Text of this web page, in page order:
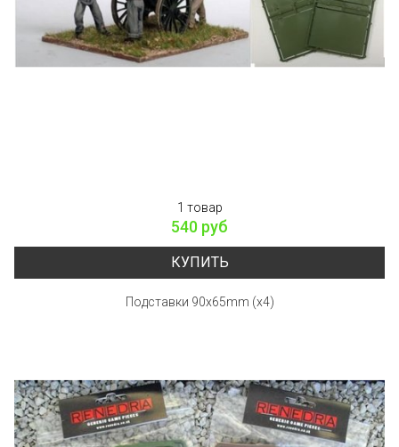
1 товар
540 руб
КУПИТЬ
Подставки 90x65mm (x4)